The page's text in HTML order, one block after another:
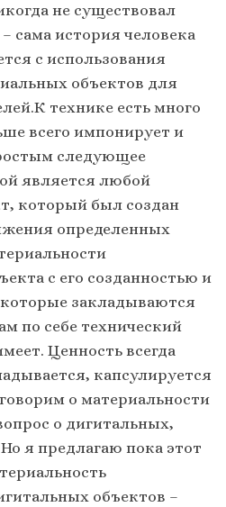
не существовал
сама история человека
с использования
объектов для
технике есть много
всего импонирует и
следующее
является любой
который был создан
определенных
с его созданностью и
закладываются
по себе технический
Ценность всегда
капсулируется
о материальности
о дигитальных,
я предлагаю пока этот
объектов –